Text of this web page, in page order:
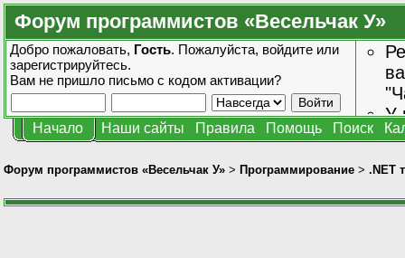
Форум программистов «Весельчак У»
Добро пожаловать, Гость. Пожалуйста, войдите или
зарегистрируйтесь.
Вам не пришло письмо с кодом активации?
У
Начало Наши сайты Правила Помощь Поиск
Форум программистов «Весельчак У» > Программирование > .NET